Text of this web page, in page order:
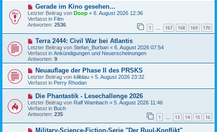
e
i
t
r
N
e
u
e
B
e
i
t
r
a
g
Gerade im Kino gesehen...
Letzter Beitrag von Doop « 6. August 2026 12:36
Verfasst in Film
Antworten: 2536 1 … 167 168 169 170
N
e
u
e
r
B
e
i
t
a
g
Terra 2444: Civil War bei Atlantis
Letzter Beitrag von Stefan_Burban « 6. August 2026 07:54
Verfasst in Ankündigungen und Neuerscheinungen
Antworten: 9
N
e
u
e
B
e
i
t
a
Neuauflage der Phase II des PRSKS
Letzter Beitrag von kiliblau « 5. August 2026 23:32
Verfasst in Perry Rhodan
N
e
u
e
r
B
e
Die Phantastik - Lesechallenge 2026
Letzter Beitrag von Ralf Wambach « 5. August 2026 11:46
Verfasst in Buch
Antworten: 235 1 … 13 14 15 16
NMilitary-Science-Fiction-Serie "Der Ruul-Konflikt"